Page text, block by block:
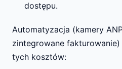
dostępu.
Automatyzacja (kamery
zintegrowane
tych kosztów: